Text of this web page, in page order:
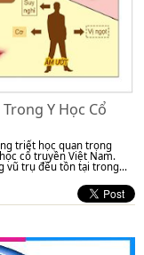
Y Học Cổ
triết học quan trọng
cổ truyền Việt Nam.
vũ trụ đều tồn tại trong...